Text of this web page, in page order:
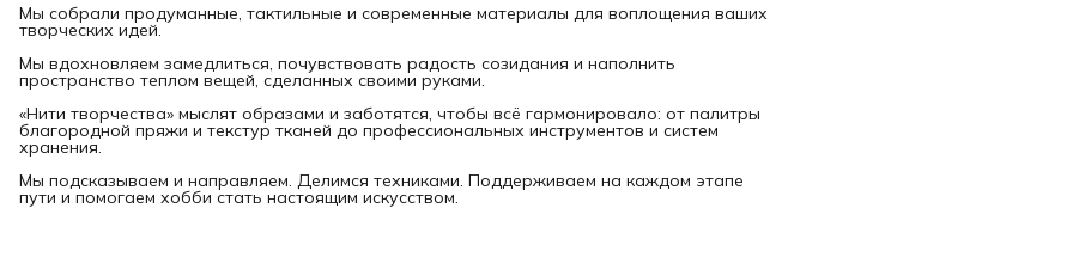
Мы собрали продуманные, тактильные и современные материалы для воплощения ваших
творческих идей.
Мы вдохновляем замедлиться, почувствовать радость созидания и наполнить
пространство теплом вещей, сделанных своими руками.
«Нити творчества» мыслят образами и заботятся, чтобы всё гармонировало: от палитры
благородной пряжи и текстур тканей до профессиональных инструментов и систем
хранения.
Мы подсказываем и направляем. Делимся техниками. Поддерживаем на каждом этапе
пути и помогаем хобби стать настоящим искусством.